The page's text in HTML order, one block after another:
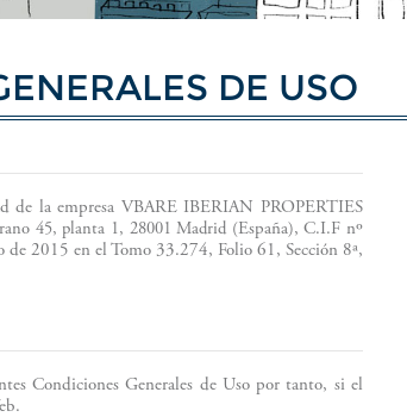
DE USO
de la empresa VBARE IBERIAN PROPERTIES
45, planta 1, 28001 Madrid (España), C.I.F nº
2015 en el Tomo 33.274, Folio 61, Sección 8ª,
Condiciones Generales de Uso por tanto, si el